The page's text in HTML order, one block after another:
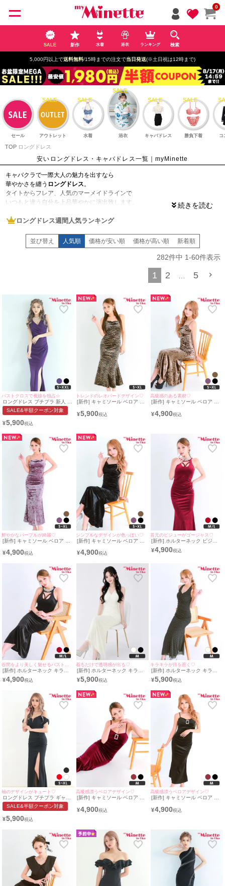
0
SALE 新作 水着 浴衣 ランキング 検索
5,000円以上で送料無料/15時までの注文で当日発送(※土日祝は12時まで)
セール アウトレット 水着 浴衣 キャバドレス 勝負下着 コ
TOP ロングドレス
安いロングドレス・キャバドレス一覧｜myMinette
キャバクラで一際大人の魅力を出すなら
華やかさを纏う ロングドレス 。
タイトからフレア、人気のマーメイドラインで
いつもと違う自分を上品華やかに演出致します。
下半身をカバーしてくれるので脚出しに抵抗がある方にもおすすめ☆
また、バースデーやイベントなど普段とは違う大人の色気や高級感のある雰囲
そしてロングドレスの中でもダントツ人気なのがタイトドレス。
タイトのロングドレスは、脚長美脚魅せ効果が◎
また大胆なサイドスリットで動く度に脚が見えるので色っぽさが…♡
myMinetteでは、あなたをより一層美しく魅せてくれるドレスを格安価格でラ
ロングドレスを種類豊富に取り扱っております。
キャバ嬢さんからの信頼もあついmyMinetteで大人っぽ女性を目指しましょ
大人っぽさを演出する
キャバドレスはロング
華やかな雰囲気のロングドレスですが、デザインによってもさらに与える印象
が変わります。
ここではロングドレスをデザイン別にご紹介いたします!
【タイトロングドレス】
大人な雰囲気が魅力のタイトロングドレス
脚線美が特徴で美脚を演出してくれます。
特にスリットが入ったデザインは足をより綺麗の魅せてくれるので人気の商品
です!
【フレアロングドレス】
タイトロングドレスとは違い、ウエストから下がふんわりと広がっているロン
グドレスです。
パーティーやバースデードレスなどで使われるキャバ嬢が多く、「主役感」を
醸し出します。
ぽっこりお腹を隠したり足を隠す役割もあるので、体型にコンプレレックスが
あるキャバ嬢さんもおすすめです!
【ロングテールドレス】
前丈が短く、後ろ丈が長いデザインのドレスです。
高級感のある感じが演出できるので特別な日のドレスにピッタリ!
足元が見えるので、足元のネイルや綺麗なシューズを見せたいときにもおすす
ロングドレスは引きずってしまう...という悩みを持っている方も
このドレスは前丈が短いので心配無用!
気兼ねなくプリンセスのようなおしゃれを楽しむことができます!
【ビッグサイズロングドレス】
大きいサイズのあるロングドレスがなかなかない...と諦めているあなたへ
myMinetteでは可愛くてサイズ展開豊富なロングドレスをたくさんご用意して
います。
ぜひあなたにぴったりのロングドレスを見つけて指名をもらえるキャバ嬢さん
を目指しましょう!
ロングドレス週間人気ランキング
並び替え 人気順 価格が安い順 価格が高い順 新着順
282件中 1-60件表示
1 2 5
バストクロスで視線を独占☆
ロングドレス プチプラ 新人 タ
イト スリット セクシー ラウ
ンジ ノースリーブ 谷間 スナッ
ャバドレス
SALE&半額クーポン対象
¥5,900
トレンドのレオパードデザイン♡
[新作] キャミソール ベロア シ
メイド ドレス (みのり着
用/S~XLサイズ対応) |
¥5,900
高級感のある素材♡
[新作] キャミソール ベロア シ
ングドレス (ねおん着用/S~XL
サイズ対応) | myMinette/マイ
¥4,900
鮮やかなパープルが綺麗♡
[新作] キャミソール ベロア シ
(みのり着用/S~XLサイズ対応) |
myMinette/マイミネット
¥4,900
シンプルなデザインが色っぽい♡
[新作] キャミソール ベロア シ
(ねおん着用/S~XLサイズ対応) |
myMinette/マイミネット
¥4,900
首元のビジューがゴージャス♡
[新作] ホルターネック ビジュ
ー バストコード タイトドレス
(みのり着用/M~Lサイズ対応) |
¥4,900
[新作] ホルターネック キラキ
ラ バストコード タイトドレス
(みのり着用/M~Lサイズ対応) |
¥4,900
着るだけで透明感が出る♡
[新作] ホルターネック キラキ
ラ 背中魅せ 白 ロングドレス
(Mサイズ対応) | myMinette/マ
¥5,900
キラキラが目を惹く♡
[新作] ホルターネック キラキ
ラ 背中魅せ ロングドレス (ね
おん着用/Mサイズ対応) |
¥5,900
袖のデザインがキュート♡
ロングドレス プチプラ ギャル
タイト オフショル スリット セ
クシー ラウンジ キャミソール
バドレス (あおぽん着用/S~XL
SALE&半額クーポン対象
¥5,900
高級感漂うベロアデザイン♡
[新作] キャミソール ベロア ビ
ングドレス (みのり着用/Mサイ
ズ対応) | myMinette/マイミネ
¥4,900
高級感漂うベロアデザイン♡
[新作] キャミソール ベロア ビ
ドレス (みのり着用/Mサイズ対
応) | myMinette/マイミネット
¥4,900
ペー
ジト
ップ